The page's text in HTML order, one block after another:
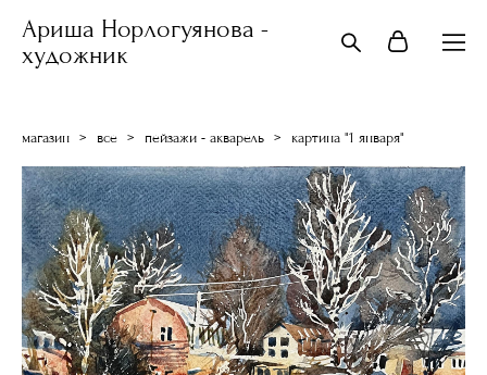
Ариша Норлогуянова -
художник
магазин > все > пейзажи - акварель > картина "1 января"